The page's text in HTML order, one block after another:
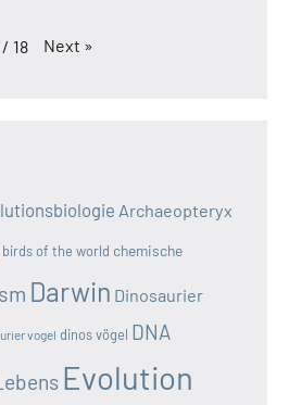
/ 18 Next »
Archaeopteryx
birds of the world chemische
Darwin Dinosaurier
vogel dinos vögel DNA
Evolution